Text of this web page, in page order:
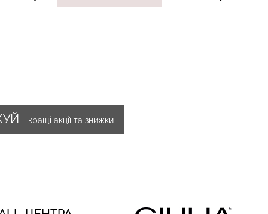
- кращі акції та знижки